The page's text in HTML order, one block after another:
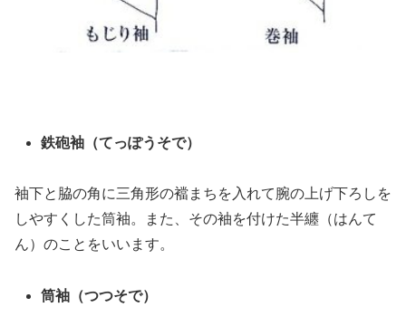
鉄砲袖（てっぽうそで）
袖下と脇の角に三角形の襠まちを入れて腕の上げ下ろしを
しやすくした筒袖。また、その袖を付けた半纏（はんて
ん）のことをいいます。
筒袖（つつそで）